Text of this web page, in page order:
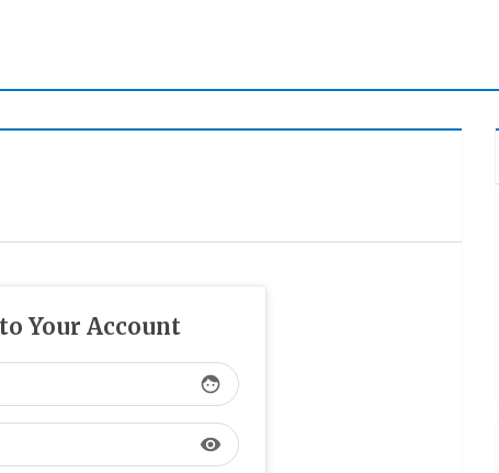
Your Account
face
visibility